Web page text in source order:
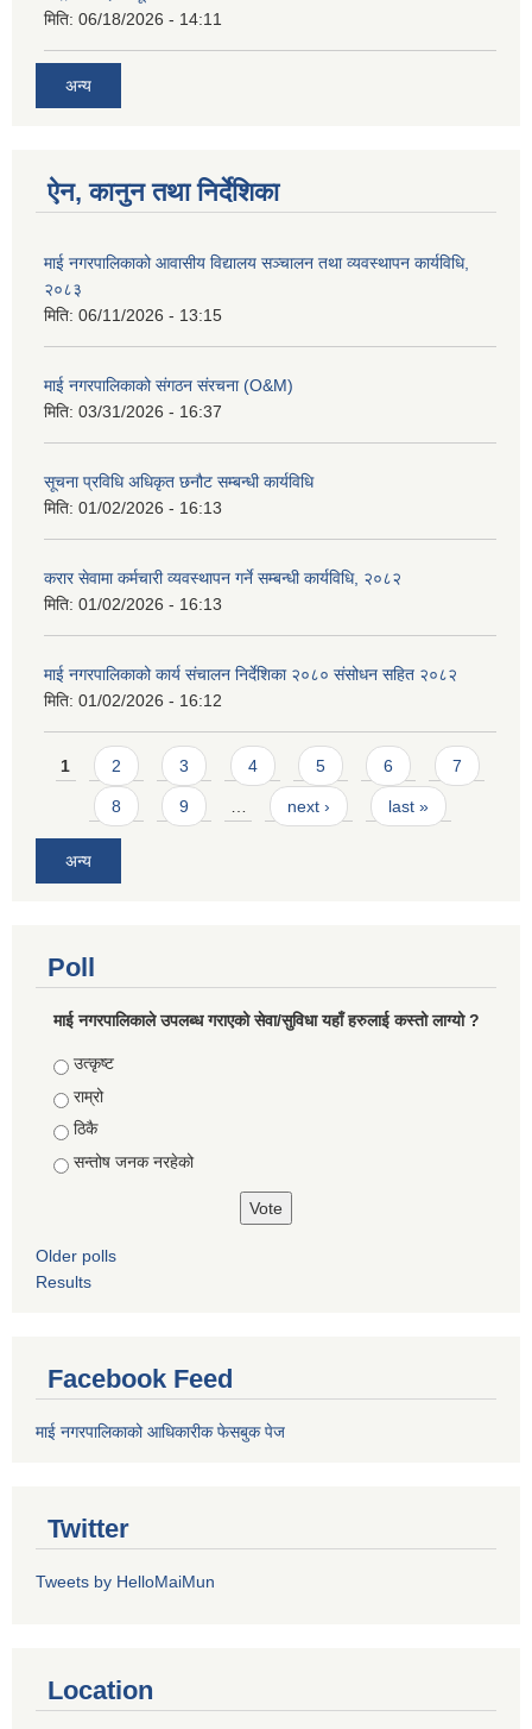
मिति: 06/18/2026 - 14:11
अन्य
ऐन, कानुन तथा निर्देशिका
माई नगरपालिकाको आवासीय विद्यालय सञ्चालन तथा व्यवस्थापन कार्यविधि,
२०८३
मिति: 06/11/2026 - 13:15
माई नगरपालिकाको संगठन संरचना (O&M)
मिति: 03/31/2026 - 16:37
सूचना प्रविधि अधिकृत छनौट सम्बन्धी कार्यविधि
मिति: 01/02/2026 - 16:13
करार सेवामा कर्मचारी व्यवस्थापन गर्ने सम्बन्धी कार्यविधि, २०८२
मिति: 01/02/2026 - 16:13
माई नगरपालिकाको कार्य संचालन निर्देशिका २०८० संसोधन सहित २०८२
मिति: 01/02/2026 - 16:12
Pages
1 2 3 4 5 6 7
8 9 next › last »
अन्य
Poll
माई नगरपालिकाले उपलब्ध गराएको सेवा/सुविधा यहाँ हरुलाई कस्तो लाग्यो ?
Choices
उत्कृष्ट
राम्रो
ठिकै
सन्तोष जनक नरहेको
Older polls
Results
Facebook Feed
माई नगरपालिकाको आधिकारीक फेसबुक पेज
Twitter
Tweets by HelloMaiMun
Location